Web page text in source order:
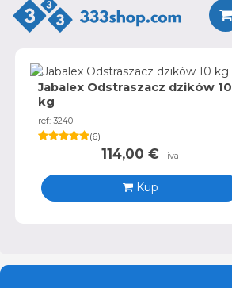
Jabalex Odstraszacz dzików 10
kg
ref: 3240
(6)
114,00 €+ iva
Kup